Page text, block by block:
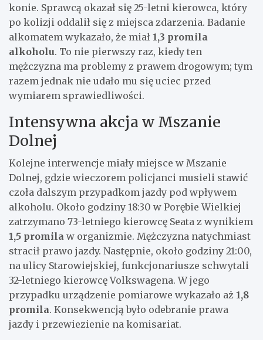
konie. Sprawcą okazał się 25-letni kierowca, który
po kolizji oddalił się z miejsca zdarzenia. Badanie
alkomatem wykazało, że miał 1,3 promila
alkoholu. To nie pierwszy raz, kiedy ten
mężczyzna ma problemy z prawem drogowym; tym
razem jednak nie udało mu się uciec przed
wymiarem sprawiedliwości.
Intensywna akcja w Mszanie
Dolnej
Kolejne interwencje miały miejsce w Mszanie
Dolnej, gdzie wieczorem policjanci musieli stawić
czoła dalszym przypadkom jazdy pod wpływem
alkoholu. Około godziny 18:30 w Porębie Wielkiej
zatrzymano 73-letniego kierowcę Seata z wynikiem
1,5 promila w organizmie. Mężczyzna natychmiast
stracił prawo jazdy. Następnie, około godziny 21:00,
na ulicy Starowiejskiej, funkcjonariusze schwytali
32-letniego kierowcę Volkswagena. W jego
przypadku urządzenie pomiarowe wykazało aż 1,8
promila. Konsekwencją było odebranie prawa
jazdy i przewiezienie na komisariat.